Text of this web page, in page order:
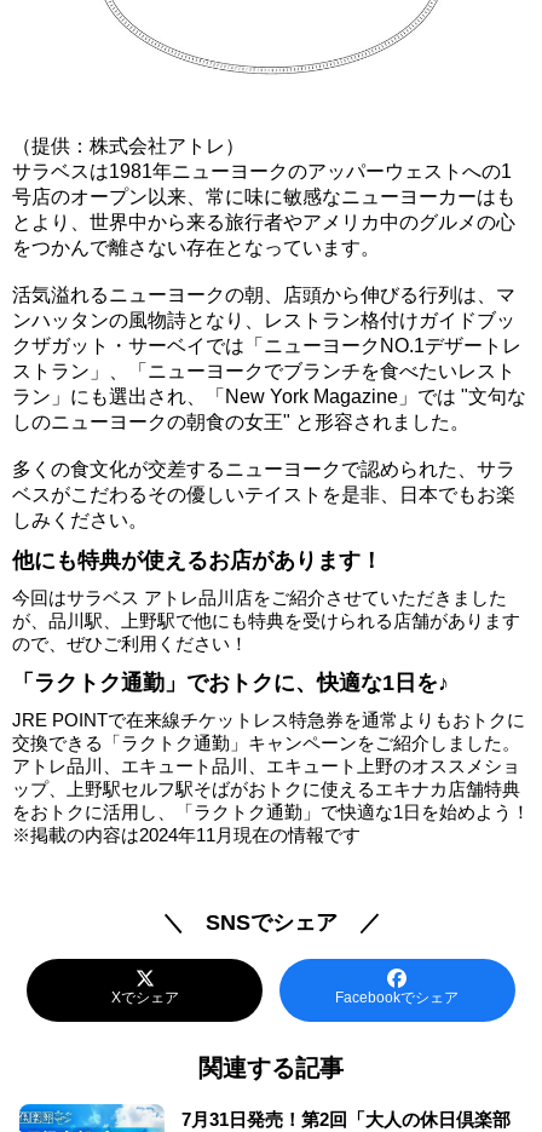
（提供：株式会社アトレ）
サラベスは1981年ニューヨークのアッパーウェストへの1
号店のオープン以来、常に味に敏感なニューヨーカーはも
とより、世界中から来る旅行者やアメリカ中のグルメの心
をつかんで離さない存在となっています。
活気溢れるニューヨークの朝、店頭から伸びる行列は、マ
ンハッタンの風物詩となり、レストラン格付けガイドブッ
クザガット・サーベイでは「ニューヨークNO.1デザートレ
ストラン」、「ニューヨークでブランチを食べたいレスト
ラン」にも選出され、「New York Magazine」では "文句な
しのニューヨークの朝食の女王" と形容されました。
多くの食文化が交差するニューヨークで認められた、サラ
ベスがこだわるその優しいテイストを是非、日本でもお楽
しみください。
他にも特典が使えるお店があります！
今回はサラベス アトレ品川店をご紹介させていただきました
が、品川駅、上野駅で他にも特典を受けられる店舗があります
ので、ぜひご利用ください！
「ラクトク通勤」でおトクに、快適な1日を♪
JRE POINTで在来線チケットレス特急券を通常よりもおトクに
交換できる「ラクトク通勤」キャンペーンをご紹介しました。
アトレ品川、エキュート品川、エキュート上野のオススメショ
ップ、上野駅セルフ駅そばがおトクに使えるエキナカ店舗特典
をおトクに活用し、「ラクトク通勤」で快適な1日を始めよう！
※掲載の内容は2024年11月現在の情報です
＼ SNSでシェア ／
Xでシェア Facebookでシェア
関連する記事
7月31日発売！第2回「大人の休日倶楽部